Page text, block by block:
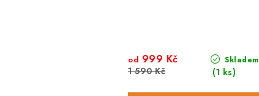
Skladem
(1 ks)
od 999 Kč
1 590 Kč